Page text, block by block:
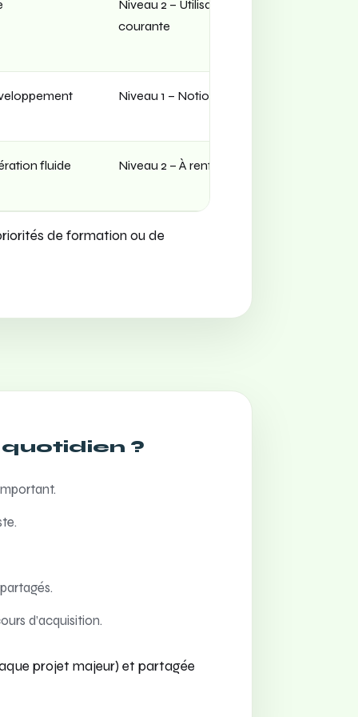
Niveau 2 – Utilisation
courante
Niveau 1 – Notions
fluide Niveau 2 – À renforcer
de formation ou de
?
d’acquisition.
projet majeur) et partagée